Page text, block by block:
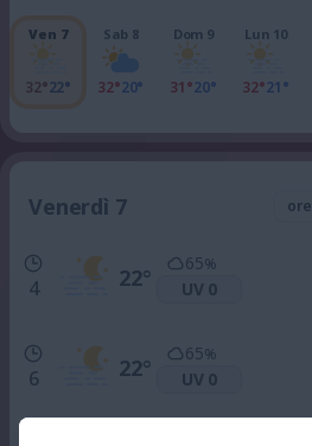
Ven 7
32°22°
Sab 8
32°20°
Dom 9
31°20°
Lun 10
32°21°
Venerdì 7
4 22°
65%
UV 0
6 22°
65%
UV 0